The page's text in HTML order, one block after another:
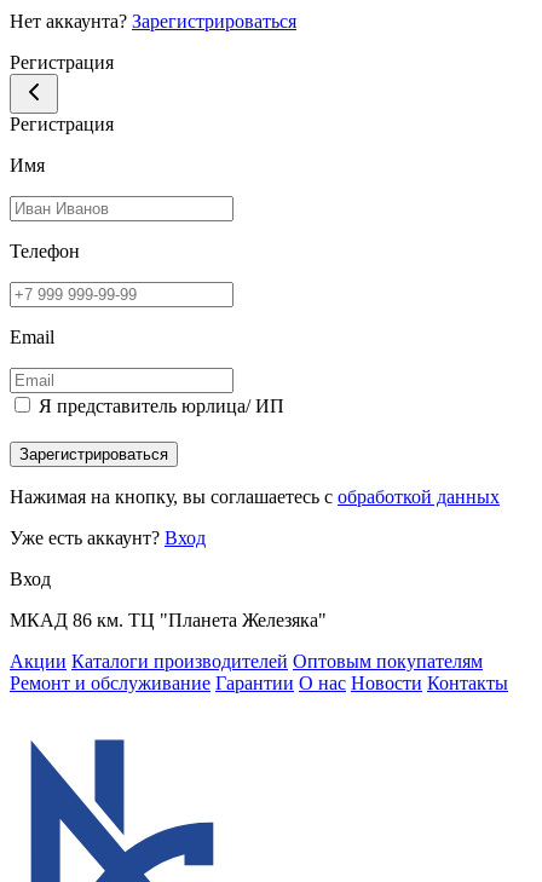
Нет аккаунта? Зарегистрироваться
Регистрация
Регистрация
Имя
Телефон
Email
Я представитель юрлица/ ИП
Зарегистрироваться
Нажимая на кнопку, вы соглашаетесь с обработкой данных
Уже есть аккаунт? Вход
Вход
МКАД 86 км. ТЦ "Планета Железяка"
Акции Каталоги производителей Оптовым покупателям
Ремонт и обслуживание Гарантии О нас Новости Контакты